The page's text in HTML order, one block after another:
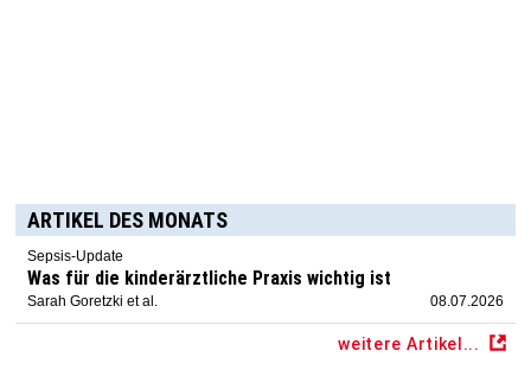
ARTIKEL DES MONATS
Sepsis-Update
Was für die kinderärztliche Praxis wichtig ist
Sarah Goretzki et al. 08.07.2026
weitere Artikel...